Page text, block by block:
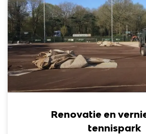
Renovatie en
tennispark